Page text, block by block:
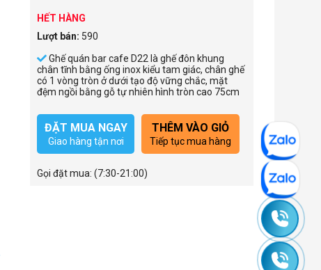
HẾT HÀNG
Lượt bán: 590
Ghế quán bar cafe D22 là ghế đôn khung
chân tĩnh bằng ống inox kiểu tam giác, chân ghế
có 1 vòng tròn ở dưới tạo độ vững chắc, mặt
đệm ngồi bằng gỗ tự nhiên hình tròn cao 75cm
ĐẶT MUA NGAY
Giao hàng tận nơi
THÊM VÀO GIỎ
Tiếp tục mua hàng
Gọi đặt mua: (7:30-21:00)
0965
245
0985